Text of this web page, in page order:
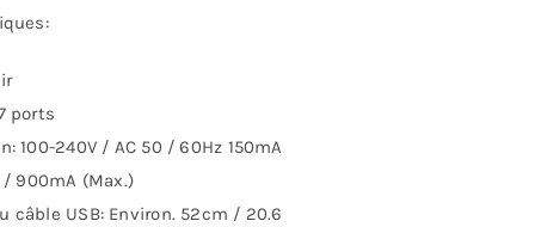
ports
100-240V / AC 50 / 60Hz 150mA
/ 900mA (Max.)
câble USB: Environ. 52cm / 20.6